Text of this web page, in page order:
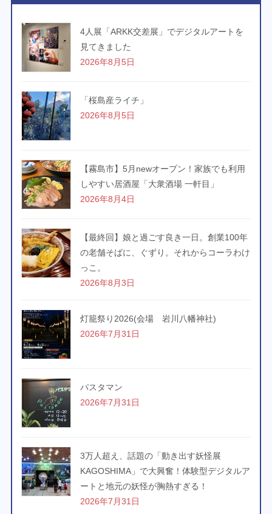
4人展「ARKK交差展」でデジタルアートを
見てきました
2026年8月5日
「桜島産ライチ」
2026年8月5日
【霧島市】5月newオープン！家族でも利用
しやすい居酒屋「大衆酒場 一軒目」
2026年8月4日
【最終回】娘と過ごす良き一日。創業100年
の老舗そばに、ぐずり。それからコーラわけ
っこ。
2026年8月3日
灯籠祭り2026(会場 岩川八幡神社)
2026年7月31日
パスタマン
2026年7月31日
3万人超え、話題の「動き出す妖怪展
KAGOSHIMA」で大興奮！体験型デジタルア
ートと地元の妖怪が胸熱すぎる！
2026年7月31日